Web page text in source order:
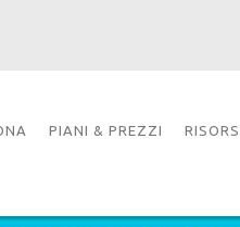
PIANI & PREZZI